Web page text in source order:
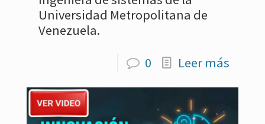
Universidad Metropolitana de
Venezuela.
0
Leer más